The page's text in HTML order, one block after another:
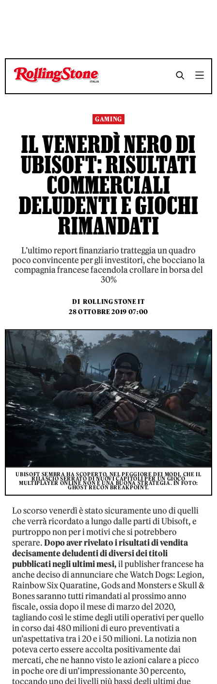
GAMING
IL VENERDÌ NERO DI
UBISOFT: RISULTATI
COMMERCIALI
DELUDENTI E GIOCHI
RIMANDATI
L’ultimo report finanziario tratteggia un quadro
poco convincente per gli investitori, che bocciano la
compagnia francese facendola crollare in borsa del
30%
DI ROLLING STONE IT
28 OTTOBRE 2019 07:00
UBISOFT SEMBRA HA SCOPERTO, NEL PEGGIORE DEI MODI, CHE IL
RILASCIO SERRATO DI NUOVI CAPITOLI PER UN GIOCO
MULTIPLAYER ONLINE NON È UNA BUONA STRATEGIA. IN FOTO:
GHOST RECON BREAKPOINT.
Lo scorso venerdì è stato sicuramente uno di quelli
che verrà ricordato a lungo dalle parti di Ubisoft, e
purtroppo non per i motivi che si potrebbero
sperare.Dopo aver rivelato i risultati di vendita
decisamente deludenti di diversi dei titoli
pubblicati negli ultimi mesi,il publisher francese ha
anche deciso di annunciare che Watch Dogs: Legion,
Rainbow Six Quaratine, Gods and Monsters e Skull &
Bones saranno tutti rimandati al prossimo anno
fiscale, ossia dopo il mese di marzo del 2020,
tagliando così le stime degli utili operativi per quello
in corso dai 480 milioni di euro preventivati a
un’aspettativa tra i 20 e i 50 milioni. La notizia non
poteva certo essere accolta positivamente dai
mercati, che ne hanno visto le azioni calare a picco
in poche ore di un’impressionante 30 percento,
toccando uno dei livelli più bassi degli ultimi due